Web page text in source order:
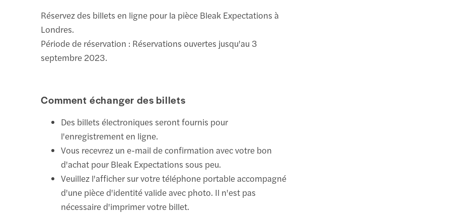
Réservez des billets en ligne pour la pièce Bleak Expectations à
Londres.
Période de réservation : Réservations ouvertes jusqu'au 3
septembre 2023.
Comment échanger des billets
Des billets électroniques seront fournis pour
l'enregistrement en ligne.
Vous recevrez un e-mail de confirmation avec votre bon
d'achat pour Bleak Expectations sous peu.
Veuillez l'afficher sur votre téléphone portable accompagné
d'une pièce d'identité valide avec photo. Il n'est pas
nécessaire d'imprimer votre billet.